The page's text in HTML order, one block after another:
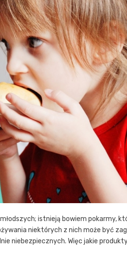
istnieją bowiem pokarmy,
niektórych z nich może być
niebezpiecznych. Więc jakie